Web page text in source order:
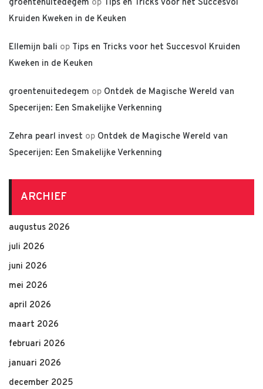
groentenuitedegem op Tips en Tricks voor het Succesvol
Kruiden Kweken in de Keuken
Ellemijn bali op Tips en Tricks voor het Succesvol Kruiden
Kweken in de Keuken
groentenuitedegem op Ontdek de Magische Wereld van
Specerijen: Een Smakelijke Verkenning
Zehra pearl invest op Ontdek de Magische Wereld van
Specerijen: Een Smakelijke Verkenning
ARCHIEF
augustus 2026
juli 2026
juni 2026
mei 2026
april 2026
maart 2026
februari 2026
januari 2026
december 2025